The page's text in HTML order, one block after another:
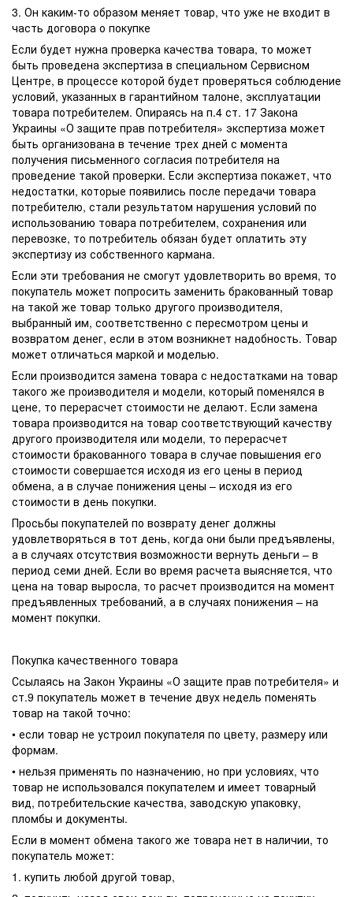
3. Он каким-то образом меняет товар, что уже не входит в
часть договора о покупке
Если будет нужна проверка качества товара, то может
быть проведена экспертиза в специальном Сервисном
Центре, в процессе которой будет проверяться соблюдение
условий, указанных в гарантийном талоне, эксплуатации
товара потребителем. Опираясь на п.4 ст. 17 Закона
Украины «О защите прав потребителя» экспертиза может
быть организована в течение трех дней с момента
получения письменного согласия потребителя на
проведение такой проверки. Если экспертиза покажет, что
недостатки, которые появились после передачи товара
потребителю, стали результатом нарушения условий по
использованию товара потребителем, сохранения или
перевозке, то потребитель обязан будет оплатить эту
экспертизу из собственного кармана.
Если эти требования не смогут удовлетворить во время, то
покупатель может попросить заменить бракованный товар
на такой же товар только другого производителя,
выбранный им, соответственно с пересмотром цены и
возвратом денег, если в этом возникнет надобность. Товар
может отличаться маркой и моделью.
Если производится замена товара с недостатками на товар
такого же производителя и модели, который поменялся в
цене, то перерасчет стоимости не делают. Если замена
товара производится на товар соответствующий качеству
другого производителя или модели, то перерасчет
стоимости бракованного товара в случае повышения его
стоимости совершается исходя из его цены в период
обмена, а в случае понижения цены – исходя из его
стоимости в день покупки.
Просьбы покупателей по возврату денег должны
удовлетворяться в тот день, когда они были предъявлены,
а в случаях отсутствия возможности вернуть деньги – в
период семи дней. Если во время расчета выясняется, что
цена на товар выросла, то расчет производится на момент
предъявленных требований, а в случаях понижения – на
момент покупки.
Покупка качественного товара
Ссылаясь на Закон Украины «О защите прав потребителя» и
ст.9 покупатель может в течение двух недель поменять
товар на такой точно:
• если товар не устроил покупателя по цвету, размеру или
формам.
• нельзя применять по назначению, но при условиях, что
товар не использовался покупателем и имеет товарный
вид, потребительские качества, заводскую упаковку,
пломбы и документы.
Если в момент обмена такого же товара нет в наличии, то
покупатель может:
1. купить любой другой товар,